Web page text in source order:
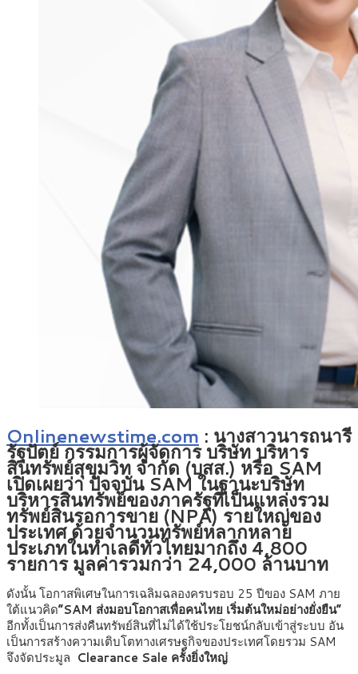
Onlinenewstime.com : นางสาวนารถนารี
รัฐปัตย์ กรรมการผู้จัดการ บริษัท บริหาร
สินทรัพย์สุขุมวิท จำกัด (บสส.) หรือ SAM
เปิดเผยว่า ปัจจุบัน SAM ในฐานะบริษัท
บริหารสินทรัพย์ของภาครัฐที่เป็นแหล่งรวม
ทรัพย์สินรอการขาย (NPA) รายใหญ่ของ
ประเทศ ด้วยจำนวนทรัพย์หลากหลาย
ประเภทในทำเลดีทั่วไทยมากถึง 4,800
รายการ มูลค่ารวมกว่า 24,000 ล้านบาท
ดังนั้น โอกาสพิเศษในการเฉลิมฉลองครบรอบ 25 ปีของ SAM ภาย
ใต้แนวคิด“SAM ส่งมอบโอกาสเพื่อคนไทย เริ่มต้นใหม่อย่างยั่งยืน”
อีกทั้งเป็นการส่งคืนทรัพย์สินที่ไม่ได้ใช้ประโยชน์กลับเข้าสู่ระบบ อัน
เป็นการสร้างความเติบโตทางเศรษฐกิจของประเทศโดยรวม SAM
จึงจัดประมูล Clearance Sale ครั้งยิ่งใหญ่